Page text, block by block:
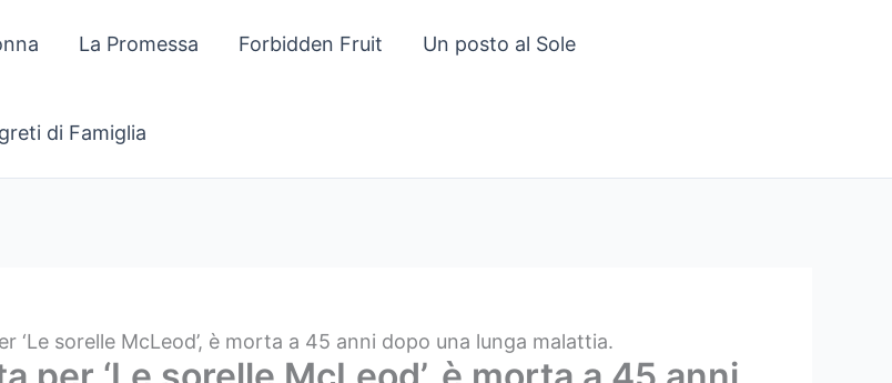
La Promessa Forbidden Fruit Un posto al Sole
di Famiglia
‘Le sorelle McLeod’, è morta a 45 anni dopo una lunga malattia.